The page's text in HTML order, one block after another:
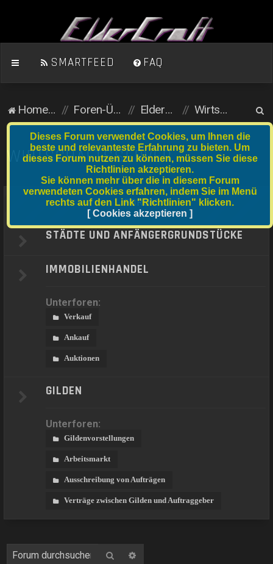
SMARTFEED FAQ
Homepage Foren-Übersicht ElderCraft (Minecraft) Wirtschaftsserver
u
WIRTSCHAFTSSERVER
FORUM
STÄDTE UND ANFÄNGERGRUNDSTÜCKE
IMMOBILIENHANDEL
Unterforen:
Verkauf
Ankauf
Auktionen
GILDEN
Unterforen:
Gildenvorstellungen
Arbeitsmarkt
Ausschreibung von Aufträgen
Verträge zwischen Gilden und Auftraggeber
Suche
Dieses Forum verwendet Cookies, um Ihnen die
beste und relevanteste Erfahrung zu bieten. Um
dieses Forum nutzen zu können, müssen Sie diese
Richtlinien akzeptieren.
Sie können mehr über die in diesem Forum
verwendeten Cookies erfahren, indem Sie im Menü
rechts auf den Link "Richtlinien" klicken.
[ Cookies akzeptieren ]